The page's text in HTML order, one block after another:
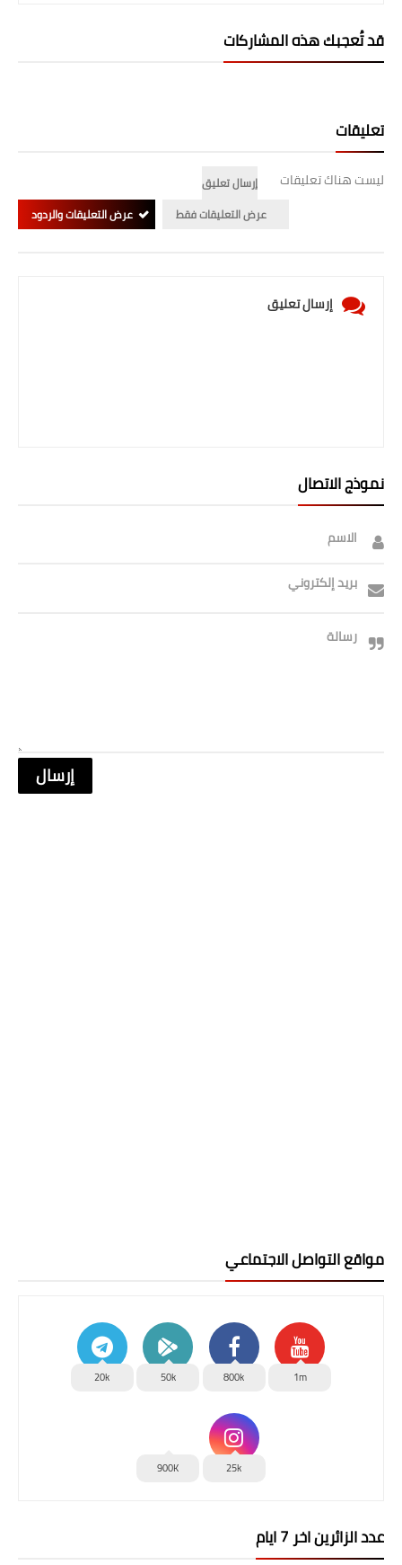
قد تُعجبك هذه المشاركات
تعليقات
ليست هناك تعليقات
إرسال تعليق
عرض التعليقات فقط
عرض التعليقات والردود
إرسال تعليق
نموذج الاتصال
الاسم
بريد إلكتروني
رسالة
مواقع التواصل الاجتماعي
1m
800k
50k
20k
25k
900K
عدد الزائرين اخر 7 ايام